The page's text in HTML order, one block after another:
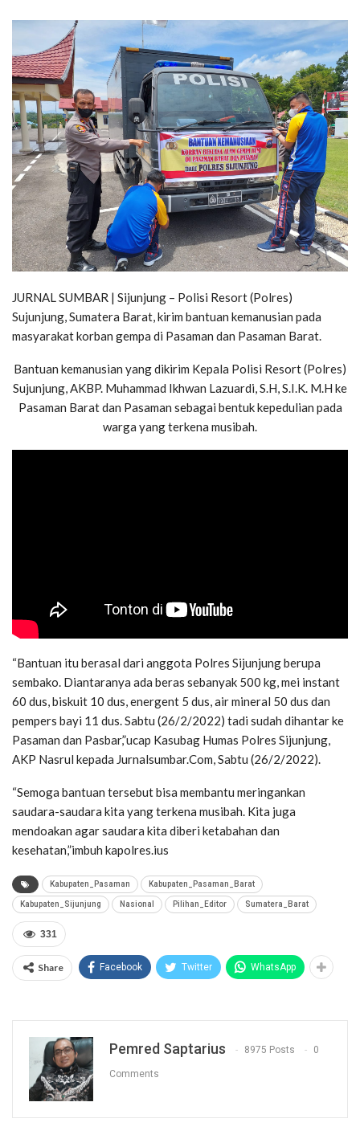
JURNAL SUMBAR | Sijunjung – Polisi Resort (Polres)
Sujunjung, Sumatera Barat, kirim bantuan kemanusian pada
masyarakat korban gempa di Pasaman dan Pasaman Barat.
Bantuan kemanusian yang dikirim Kepala Polisi Resort (Polres)
Sujunjung, AKBP. Muhammad Ikhwan Lazuardi, S.H, S.I.K. M.H ke
Pasaman Barat dan Pasaman sebagai bentuk kepedulian pada
warga yang terkena musibah.
“Bantuan itu berasal dari anggota Polres Sijunjung berupa
sembako. Diantaranya ada beras sebanyak 500 kg, mei instant
60 dus, biskuit 10 dus, energent 5 dus, air mineral 50 dus dan
pempers bayi 11 dus. Sabtu (26/2/2022) tadi sudah dihantar ke
Pasaman dan Pasbar,”ucap Kasubag Humas Polres Sijunjung,
AKP Nasrul kepada Jurnalsumbar.Com, Sabtu (26/2/2022).
“Semoga bantuan tersebut bisa membantu meringankan
saudara-saudara kita yang terkena musibah. Kita juga
mendoakan agar saudara kita diberi ketabahan dan
kesehatan,”imbuh kapolres.ius
Kabupaten_Pasaman Kabupaten_Pasaman_Barat
Kabupaten_Sijunjung Nasional Pilihan_Editor Sumatera_Barat
331
Share Facebook Twitter WhatsApp
Pemred Saptarius 8975 Posts 0
Comments